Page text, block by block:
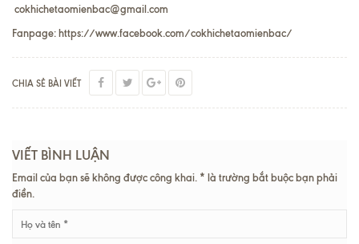
cokhichetaomienbac@gmail.com
Fanpage:https://www.facebook.com/cokhichetaomienbac/
CHIA SẺ BÀI VIẾT
VIẾT BÌNH LUẬN
Email của bạn sẽ không được công khai. * là trường bắt buộc bạn phải
điền.